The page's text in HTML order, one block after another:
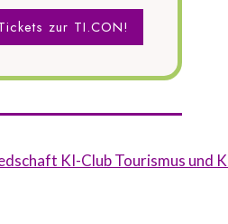
zur TI.CON!